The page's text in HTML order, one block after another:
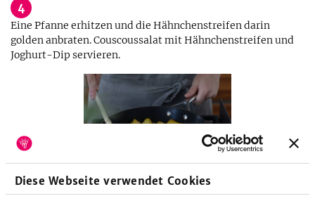
Diese Webseite verwendet Cookies
4
Eine Pfanne erhitzen und die Hähnchenstreifen darin
golden anbraten. Couscoussalat mit Hähnchenstreifen und
Joghurt-Dip servieren.